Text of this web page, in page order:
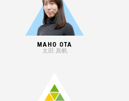
MAHO OTA
太田 真帆